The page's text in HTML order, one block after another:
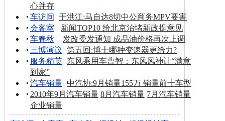
心并存
车访间| 于洪江:马自达8切中公商务MPV要害
会客室|
新闻TOP10 给北京治堵新政提意见
车春秋 |
发改委发通知 成品油价格再次上调
三博演议| 第五回:博士哪种变速器更给力?
服务精英| 东风乘用车曹智：东风风神让“满意
到家”
汽车销量| 中汽协:9月销量155万 销量前十车型
2010年9月汽车销量 8月汽车销量 7月汽车销量
企业销量